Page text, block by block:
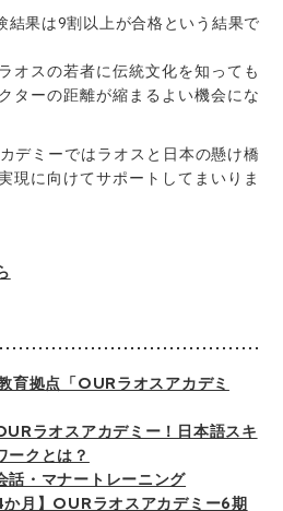
結果は9割以上が合格という結果で
オスの若者に伝統文化を知っても
ターの距離が縮まるよい機会にな
デミーではラオスと日本の懸け橋
現に向けてサポートしてまいりま
育拠点「OURラオスアカデミ
ラオスアカデミー！日本語スキ
ークとは？
話・マナートレーニング
か月】OURラオスアカデミー6期